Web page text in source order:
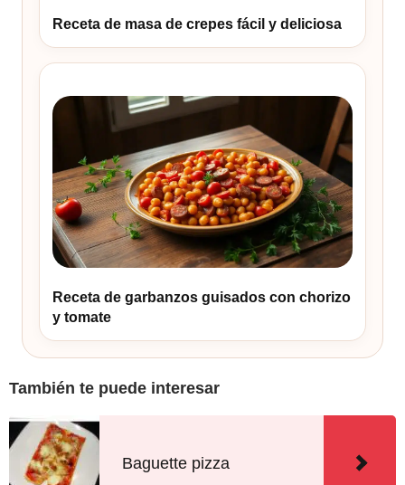
Receta de masa de crepes fácil y deliciosa
Receta de garbanzos guisados con chorizo
y tomate
También te puede interesar
Baguette pizza